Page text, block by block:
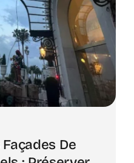
De